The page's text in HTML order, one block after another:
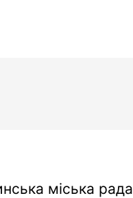
міська рада